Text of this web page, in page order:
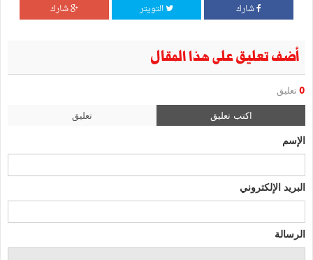
شارك التويتر شارك
أضف تعليق على هذا المقال
0 تعليق
اكتب تعليق تعليق
الإسم
البريد الإلكتروني
الرسالة